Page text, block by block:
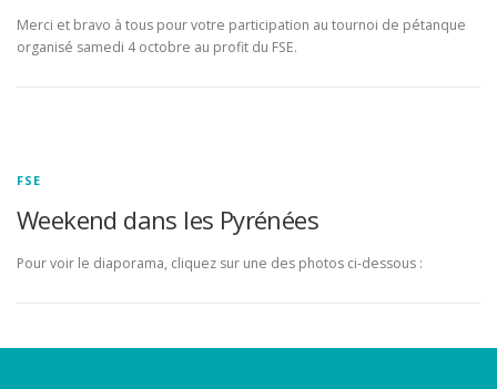
Merci et bravo à tous pour votre participation au tournoi de pétanque
organisé samedi 4 octobre au profit du FSE.
FSE
Weekend dans les Pyrénées
Pour voir le diaporama, cliquez sur une des photos ci-dessous :